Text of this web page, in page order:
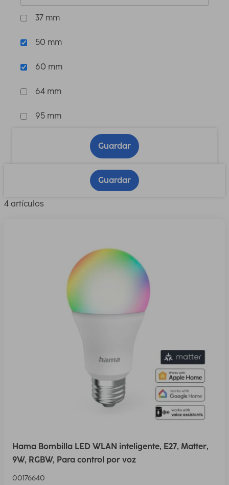
37 mm
50 mm
60 mm
64 mm
95 mm
Guardar
Guardar
4 artículos
Hama Bombilla LED WLAN inteligente, E27, Matter,
9W, RGBW, Para control por voz
00176640